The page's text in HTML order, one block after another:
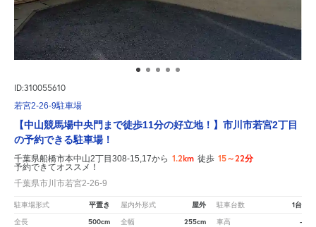
ID:310055610
若宮2-26-9駐車場
【中山競馬場中央門まで徒歩11分の好立地！】市川市若宮2丁目
の予約できる駐車場！
千葉県船橋市本中山2丁目308-15,17から 1.2km 徒歩 15～22分
予約できてオススメ！
千葉県市川市若宮2-26-9
駐車場形式 平置き 屋内外形式 屋外 駐車台数 1台
全長 500cm 全幅 255cm 車高 -